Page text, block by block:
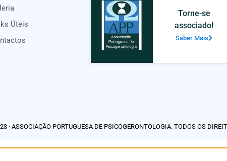
Úteis
Torne-se
associado!
Saber Mais
· ASSOCIAÇÃO PORTUGUESA DE PSICOGERONTOLOGIA. TODOS OS